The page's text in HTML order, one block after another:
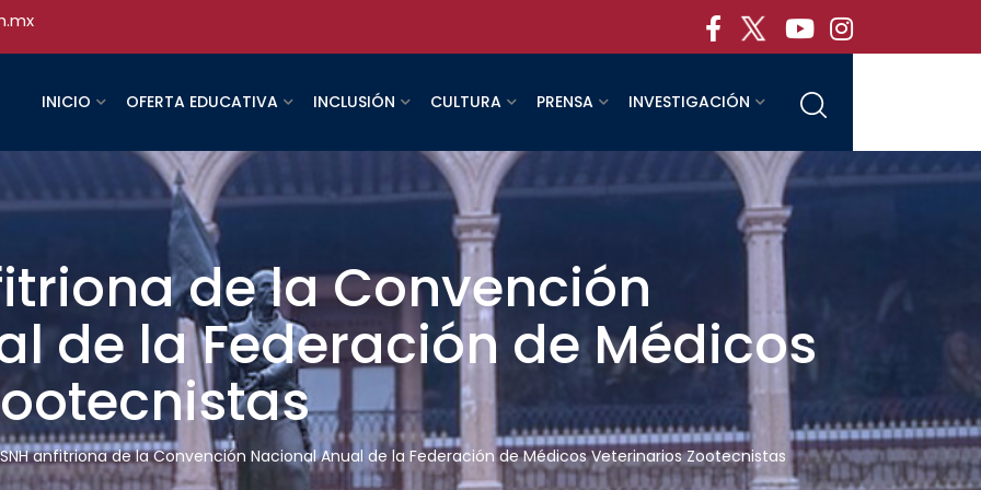
INICIO OFERTA EDUCATIVA INCLUSIÓN CULTURA PRENSA INVESTIGACIÓN
de la Convención
de la Federación de Médicos
anfitriona de la Convención Nacional Anual de la Federación de Médicos Veterinarios Zootecnistas